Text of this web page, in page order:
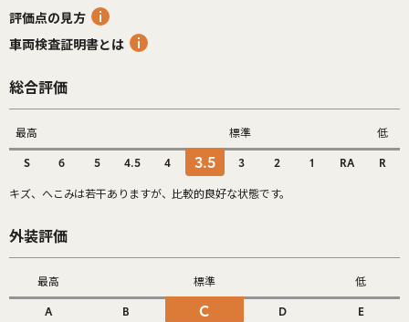
評価点の見方
車両検査証明書とは
総合評価
最高 標準 低
S 6 5 4.5 4 3.5 3 2 1 RA R
キズ、へこみは若干ありますが、比較的良好な状態です。
外装評価
最高 標準 低
A B C D E